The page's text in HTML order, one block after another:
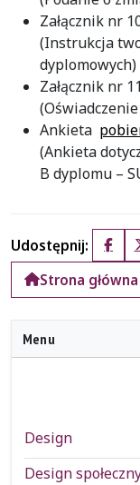
Załącznik nr
(Instrukcja
dyplomowych)
Załącznik nr 11
Ankieta
(Ankieta
B dyplomu –
Udostępnij:
Strona główna
Menu
Design
Design